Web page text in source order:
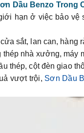
Dầu Benzo Trong
hạn ở việc bảo
sắt, lan can, hàng
thép nhà xưởng, máy
thép, cột đèn giao
vượt trội, Sơn Dầu